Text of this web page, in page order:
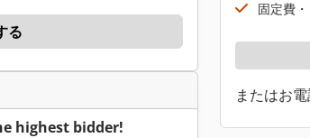
る
highest bidder!
固定費
またはお